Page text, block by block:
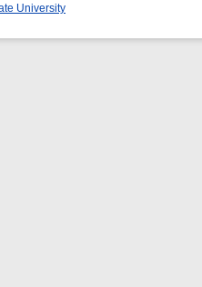
University